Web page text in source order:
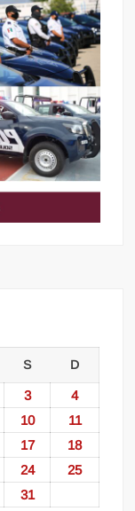
S D
3
4
10
11
17 18
24 25
31